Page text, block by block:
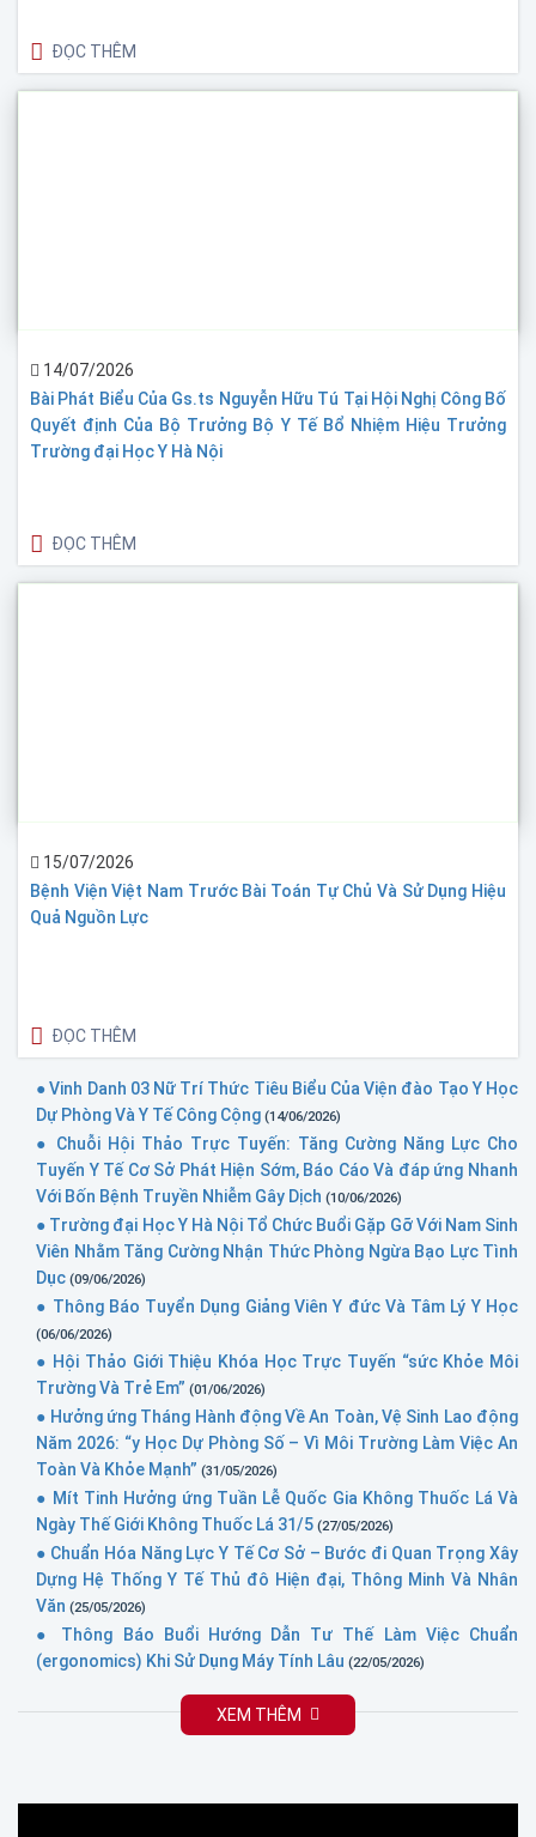
ĐỌC THÊM
14/07/2026
Bài Phát Biểu Của Gs.ts Nguyễn Hữu Tú Tại Hội Nghị Công Bố
Quyết định Của Bộ Trưởng Bộ Y Tế Bổ Nhiệm Hiệu Trưởng
Trường đại Học Y Hà Nội
ĐỌC THÊM
15/07/2026
Bệnh Viện Việt Nam Trước Bài Toán Tự Chủ Và Sử Dụng Hiệu
Quả Nguồn Lực
ĐỌC THÊM
● Vinh Danh 03 Nữ Trí Thức Tiêu Biểu Của Viện đào Tạo Y Học
Dự Phòng Và Y Tế Công Cộng (14/06/2026)
● Chuỗi Hội Thảo Trực Tuyến: Tăng Cường Năng Lực Cho
Tuyến Y Tế Cơ Sở Phát Hiện Sớm, Báo Cáo Và đáp ứng Nhanh
Với Bốn Bệnh Truyền Nhiễm Gây Dịch (10/06/2026)
● Trường đại Học Y Hà Nội Tổ Chức Buổi Gặp Gỡ Với Nam Sinh
Viên Nhằm Tăng Cường Nhận Thức Phòng Ngừa Bạo Lực Tình
Dục (09/06/2026)
● Thông Báo Tuyển Dụng Giảng Viên Y đức Và Tâm Lý Y Học
(06/06/2026)
● Hội Thảo Giới Thiệu Khóa Học Trực Tuyến “sức Khỏe Môi
Trường Và Trẻ Em” (01/06/2026)
● Hưởng ứng Tháng Hành động Về An Toàn, Vệ Sinh Lao động
Năm 2026: “y Học Dự Phòng Số – Vì Môi Trường Làm Việc An
Toàn Và Khỏe Mạnh” (31/05/2026)
● Mít Tinh Hưởng ứng Tuần Lễ Quốc Gia Không Thuốc Lá Và
Ngày Thế Giới Không Thuốc Lá 31/5 (27/05/2026)
● Chuẩn Hóa Năng Lực Y Tế Cơ Sở – Bước đi Quan Trọng Xây
Dựng Hệ Thống Y Tế Thủ đô Hiện đại, Thông Minh Và Nhân
Văn (25/05/2026)
● Thông Báo Buổi Hướng Dẫn Tư Thế Làm Việc Chuẩn
(ergonomics) Khi Sử Dụng Máy Tính Lâu (22/05/2026)
XEM THÊM